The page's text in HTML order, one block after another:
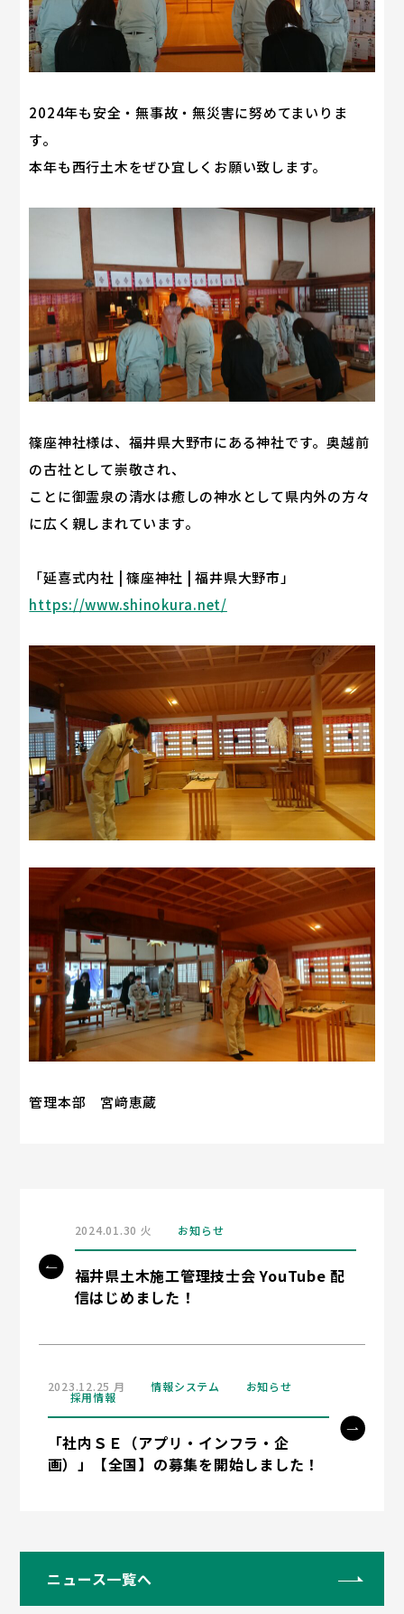
2024年も安全・無事故・無災害に努めてまいりま
す。
本年も西行土木をぜひ宜しくお願い致します。
篠座神社様は、福井県大野市にある神社です。奥越前
の古社として崇敬され、
ことに御霊泉の清水は癒しの神水として県内外の方々
に広く親しまれています。
「延喜式内社 | 篠座神社 | 福井県大野市」
https://www.shinokura.net/
管理本部 宮﨑恵蔵
2024.01.30 火 お知らせ
福井県土木施工管理技士会 YouTube 配
信はじめました！
2023.12.25 月 情報システム お知らせ
採用情報
「社内ＳＥ（アプリ・インフラ・企
画）」【全国】の募集を開始しました！
ニュース一覧へ